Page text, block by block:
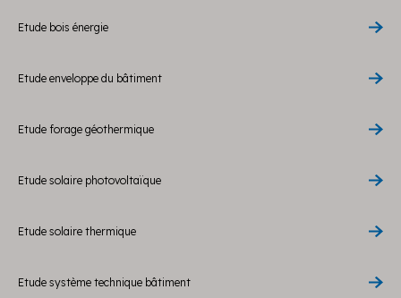
Etude bois énergie
Etude enveloppe du bâtiment
Etude forage géothermique
Etude solaire photovoltaïque
Etude solaire thermique
Etude système technique bâtiment